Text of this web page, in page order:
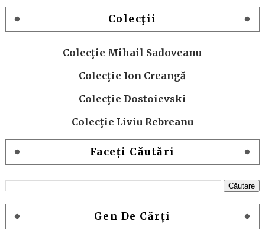
Colecţii
Colecţie Mihail Sadoveanu
Colecţie Ion Creangă
Colecţie Dostoievski
Colecţie Liviu Rebreanu
Faceți Căutări
Gen De Cărți